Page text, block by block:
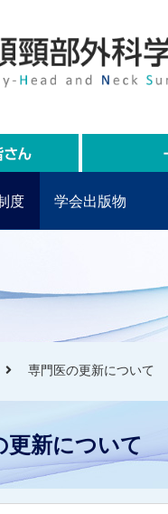
度 学会出版物
専門医の更新について
更新について